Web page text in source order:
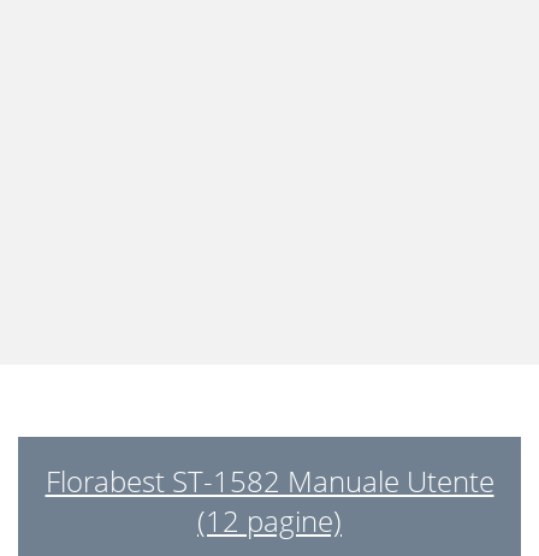
Florabest ST-1582 Manuale Utente
(12 pagine)